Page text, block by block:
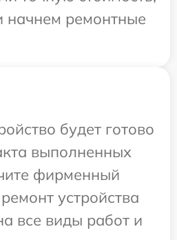
начнем ремонтные
будет готово
выполненных
фирменный
устройства
все виды работ и